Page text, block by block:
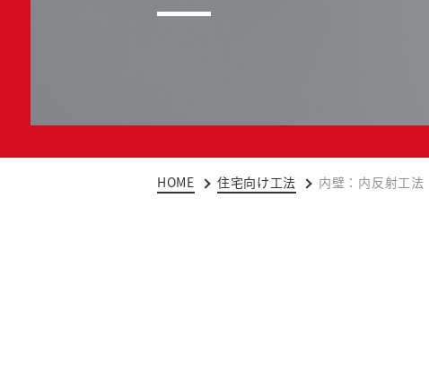
HOME 住宅向け工法 内壁：内反射工法